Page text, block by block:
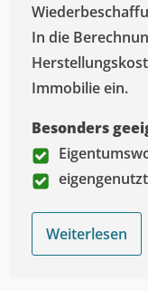
In die
Immobilie ein.
Besonders
Weiterlesen